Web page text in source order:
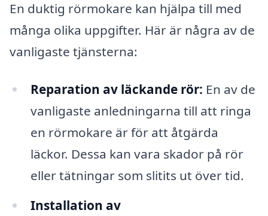
En duktig rörmokare kan hjälpa till med
många olika uppgifter. Här är några av de
vanligaste tjänsterna:
Reparation av läckande rör: En av de
vanligaste anledningarna till att ringa
en rörmokare är för att åtgärda
läckor. Dessa kan vara skador på rör
eller tätningar som slitits ut över tid.
Installation av